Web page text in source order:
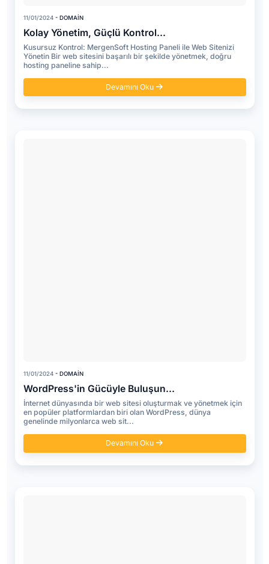
11/01/2024- DOMAIN
Kolay Yönetim, Güçlü Kontrol...
Kusursuz Kontrol: MergenSoft Hosting Paneli ile Web Sitenizi
Yönetin Bir web sitesini başarılı bir şekilde yönetmek, doğru
hosting paneline sahip...
Devamını Oku
11/01/2024- DOMAIN
WordPress'in Gücüyle Buluşun...
İnternet dünyasında bir web sitesi oluşturmak ve yönetmek için
en popüler platformlardan biri olan WordPress, dünya
genelinde milyonlarca web sit...
Devamını Oku